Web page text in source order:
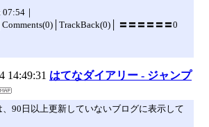
｜
〓〓〓〓〓〓0
14:49:31 はてなダイアリー - ジャンプ
、90日以上更新していないブログに表示して